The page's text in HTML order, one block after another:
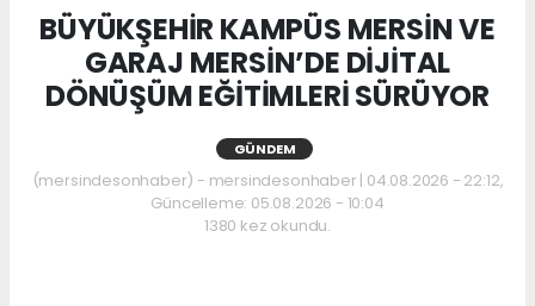
BÜYÜKŞEHİR KAMPÜS MERSİN VE
GARAJ MERSİN’DE DİJİTAL
DÖNÜŞÜM EĞİTİMLERİ SÜRÜYOR
GÜNDEM
(mersindesonhaber) - mersindesonhaber | 04.08.2026 - 22:12,
Güncelleme: 05.08.2026 - 10:04
1380 kez okundu.